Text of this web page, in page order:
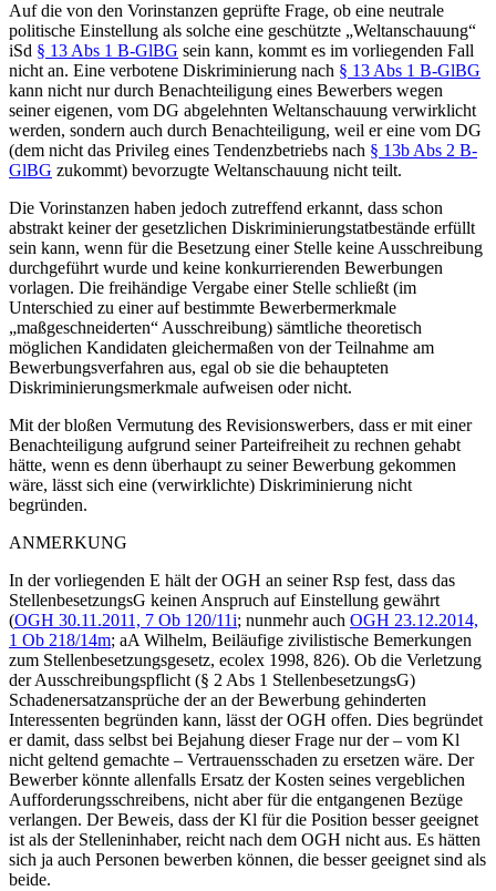
Auf die von den Vorinstanzen geprüfte Frage, ob eine neutrale
politische Einstellung als solche eine geschützte „Weltanschauung“
iSd § 13 Abs 1 B-GlBG sein kann, kommt es im vorliegenden Fall
nicht an. Eine verbotene Diskriminierung nach § 13 Abs 1 B-GlBG
kann nicht nur durch Benachteiligung eines Bewerbers wegen
seiner eigenen, vom DG abgelehnten Weltanschauung verwirklicht
werden, sondern auch durch Benachteiligung, weil er eine vom DG
(dem nicht das Privileg eines Tendenzbetriebs nach § 13b Abs 2 B-
GlBG zukommt) bevorzugte Weltanschauung nicht teilt.
Die Vorinstanzen haben jedoch zutreffend erkannt, dass schon
abstrakt keiner der gesetzlichen Diskriminierungstatbestände erfüllt
sein kann, wenn für die Besetzung einer Stelle keine Ausschreibung
durchgeführt wurde und keine konkurrierenden Bewerbungen
vorlagen. Die freihändige Vergabe einer Stelle schließt (im
Unterschied zu einer auf bestimmte Bewerbermerkmale
„maßgeschneiderten“ Ausschreibung) sämtliche theoretisch
möglichen Kandidaten gleichermaßen von der Teilnahme am
Bewerbungsverfahren aus, egal ob sie die behaupteten
Diskriminierungsmerkmale aufweisen oder nicht.
Mit der bloßen Vermutung des Revisionswerbers, dass er mit einer
Benachteiligung aufgrund seiner Parteifreiheit zu rechnen gehabt
hätte, wenn es denn überhaupt zu seiner Bewerbung gekommen
wäre, lässt sich eine (verwirklichte) Diskriminierung nicht
begründen.
ANMERKUNG
In der vorliegenden E hält der OGH an seiner Rsp fest, dass das
StellenbesetzungsG keinen Anspruch auf Einstellung gewährt
(OGH 30.11.2011, 7 Ob 120/11i; nunmehr auch OGH 23.12.2014,
1 Ob 218/14m; aA Wilhelm, Beiläufige zivilistische Bemerkungen
zum Stellenbesetzungsgesetz, ecolex 1998, 826). Ob die Verletzung
der Ausschreibungspflicht (§ 2 Abs 1 StellenbesetzungsG)
Schadenersatzansprüche der an der Bewerbung gehinderten
Interessenten begründen kann, lässt der OGH offen. Dies begründet
er damit, dass selbst bei Bejahung dieser Frage nur der – vom Kl
nicht geltend gemachte – Vertrauensschaden zu ersetzen wäre. Der
Bewerber könnte allenfalls Ersatz der Kosten seines vergeblichen
Aufforderungsschreibens, nicht aber für die entgangenen Bezüge
verlangen. Der Beweis, dass der Kl für die Position besser geeignet
ist als der Stelleninhaber, reicht nach dem OGH nicht aus. Es hätten
sich ja auch Personen bewerben können, die besser geeignet sind als
beide.